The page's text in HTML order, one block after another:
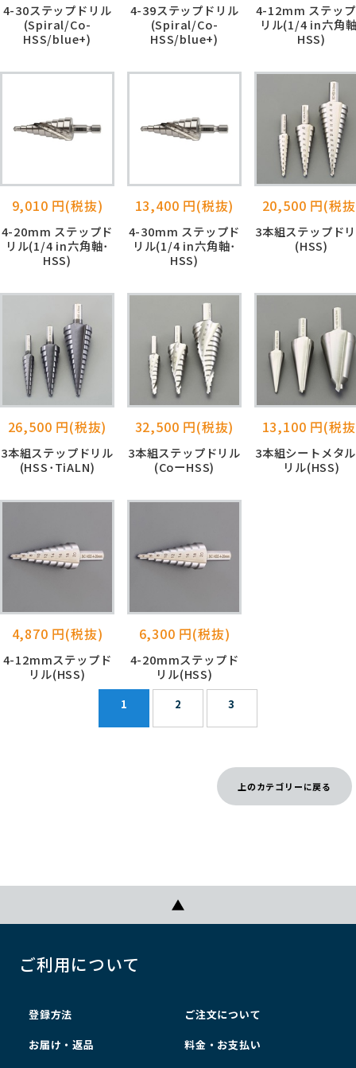
4-30ステップドリル
(Spiral/Co-
HSS/blue+)
4-39ステップドリル
(Spiral/Co-
HSS/blue+)
4-12mm ステッ
リル(1/4 in六角
HSS)
9,010 円(税抜)
4-20mm ステップド
リル(1/4 in六角軸･
HSS)
13,400 円(税抜)
4-30mm ステップド
リル(1/4 in六角軸･
HSS)
20,500 円(税
3本組ステップド
(HSS)
26,500 円(税抜)
3本組ステップドリル
(HSS･TiALN)
32,500 円(税抜)
3本組ステップドリル
(CoーHSS)
13,100 円(税
3本組シートメタ
リル(HSS)
4,870 円(税抜)
4-12mmステップド
リル(HSS)
6,300 円(税抜)
4-20mmステップド
リル(HSS)
1 2 3
上のカテゴリーに戻る
ご利用について
登録方法 ご注文について
お届け・返品 料金・お支払い